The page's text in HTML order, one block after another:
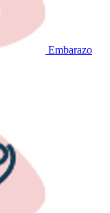
Embarazo